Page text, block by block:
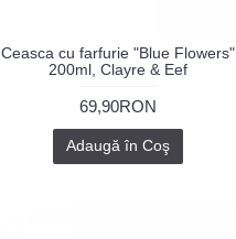
Ceasca cu farfurie "Blue Flowers"
200ml, Clayre & Eef
69,90RON
Adaugă în Coş